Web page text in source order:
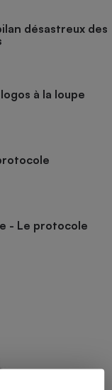
désastreux des
à la loupe
- Le protocole